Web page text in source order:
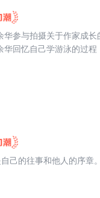
参与拍摄关于作家成
回忆自己学游泳的过
己的往事和他人的序章